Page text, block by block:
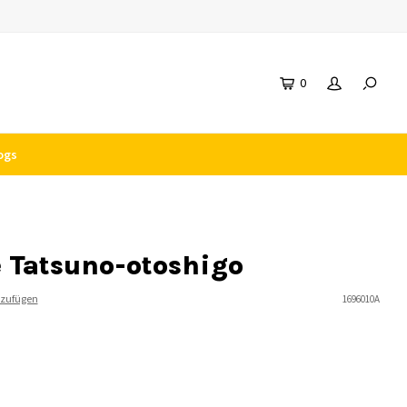
0
otoshigo
1696010A